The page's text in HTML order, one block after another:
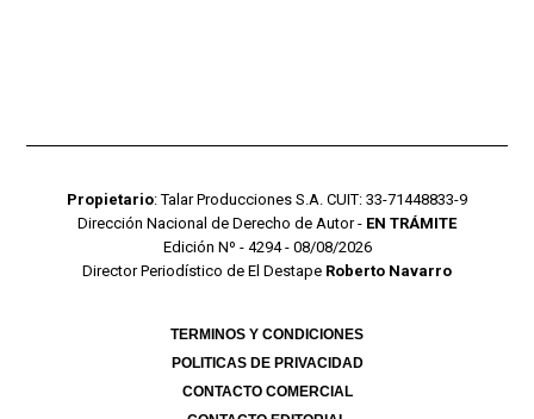
Propietario: Talar Producciones S.A. CUIT: 33-71448833-9
Dirección Nacional de Derecho de Autor - EN TRÁMITE
Edición Nº - 4294 - 08/08/2026
Director Periodístico de El Destape Roberto Navarro
TERMINOS Y CONDICIONES
POLITICAS DE PRIVACIDAD
CONTACTO COMERCIAL